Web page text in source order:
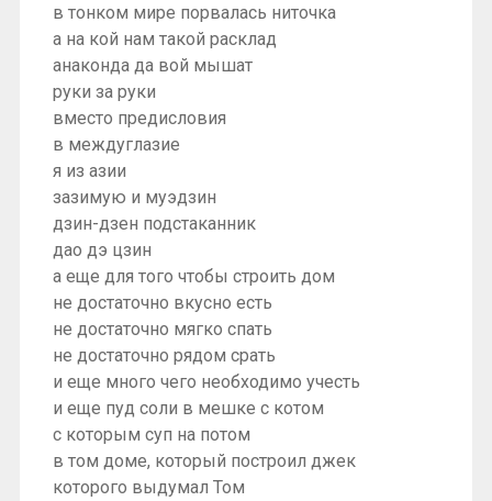
в тонком мире порвалась ниточка
а на кой нам такой расклад
анаконда да вой мышат
руки за руки
вместо предисловия
в междуглазие
я из азии
зазимую и муэдзин
дзин-дзен подстаканник
дао дэ цзин
а еще для того чтобы строить дом
не достаточно вкусно есть
не достаточно мягко спать
не достаточно рядом срать
и еще много чего необходимо учесть
и еще пуд соли в мешке с котом
с которым суп на потом
в том доме, который построил джек
которого выдумал Том